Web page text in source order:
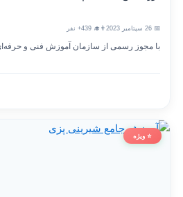
👨‍🎓 439+ نفر
با مجوز رسمی از سازمان آموزش فنی و حرفه‌ای
⭐ ویژه